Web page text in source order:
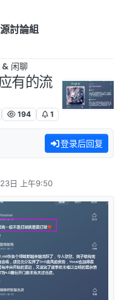
討論組
闲聊
有的流
194 1
登录后回复
日 上午9:50